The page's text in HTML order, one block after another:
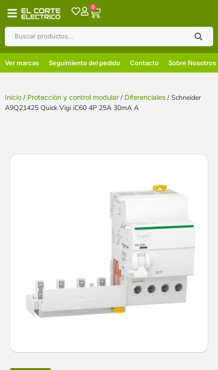
0
Ver marcas Seguimiento del pedido Contacto Sobre Nosotros
Inicio / Protección y control modular / Diferenciales / Schneider
A9Q21425 Quick Vigi iC60 4P 25A 30mA A